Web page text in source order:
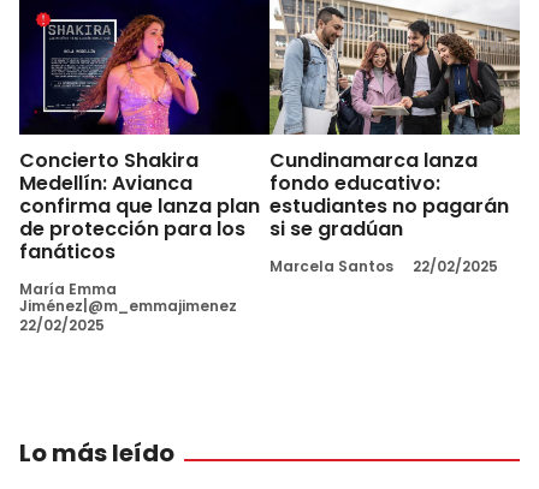
Concierto Shakira
Medellín: Avianca
confirma que lanza plan
de protección para los
fanáticos
María Emma
Jiménez|@m_emmajimenez
22/02/2025
Cundinamarca lanza
fondo educativo:
estudiantes no pagarán
si se gradúan
Marcela Santos 22/02/2025
Lo más leído